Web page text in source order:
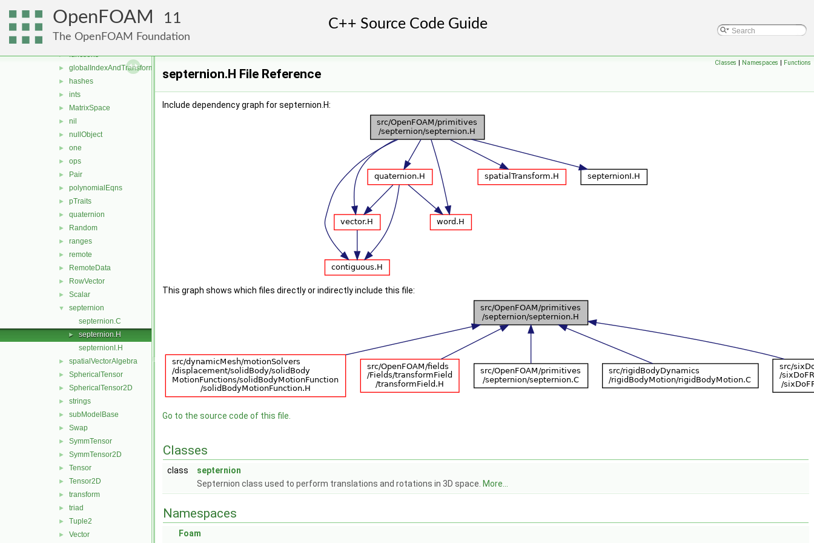
OpenFOAM 11
The OpenFOAM Foundation
► contiguous
DiagTensor
► direction
► functions
► globalIndexAndTransform
► hashes
► ints
► MatrixSpace
► nil
► nullObject
► one
► ops
► Pair
► polynomialEqns
► pTraits
► quaternion
► Random
► ranges
► remote
► RemoteData
► RowVector
► Scalar
▼
septernion
septernion.C
►
septernion.H
septernionI.H
► spatialVectorAlgebra
► SphericalTensor
► SphericalTensor2D
► strings
► subModelBase
► Swap
► SymmTensor
► SymmTensor2D
► Tensor
► Tensor2D
► transform
► triad
► Tuple2
► Vector
Classes | Namespaces | Functions
septernion.H File Reference
Include dependency graph for septernion.H:
This graph shows which files directly or indirectly include this file:
Go to the source code of this file.
Classes
class
septernion
Septernion class used to perform translations and rotations in 3D space. More...
Namespaces
Foam